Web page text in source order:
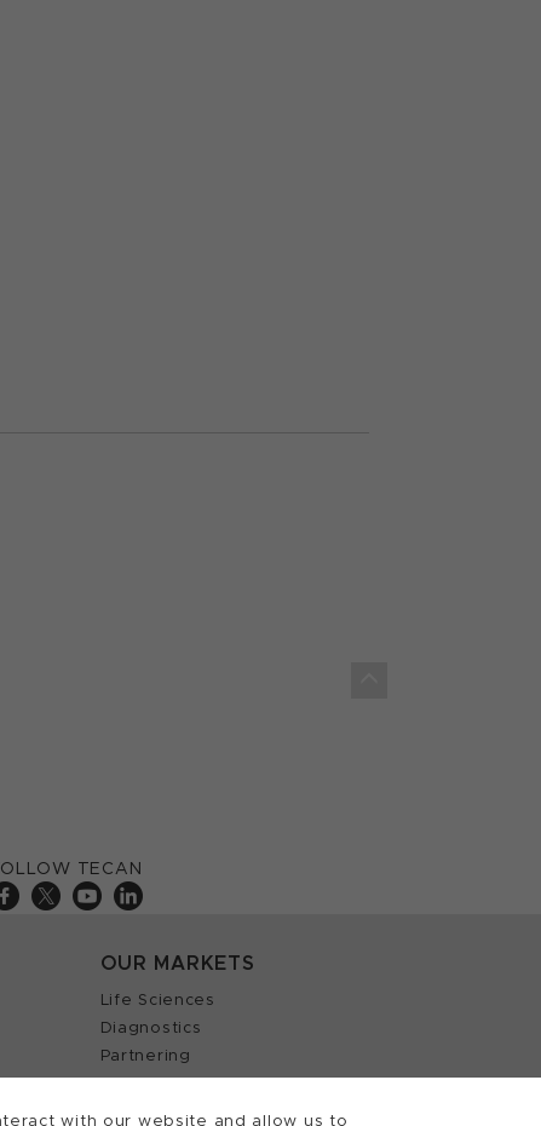
with our website and allow us to
TECAN
OUR MARKETS
Life Sciences
Diagnostics
Partnering